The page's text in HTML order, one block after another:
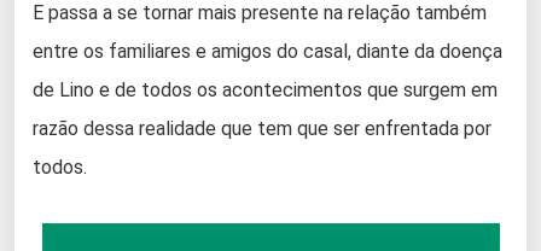
E passa a se tornar mais presente na relação também
entre os familiares e amigos do casal, diante da doença
de Lino e de todos os acontecimentos que surgem em
razão dessa realidade que tem que ser enfrentada por
todos.